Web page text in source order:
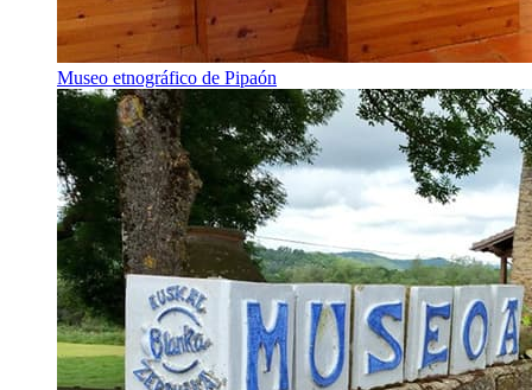
Museo etnográfico de Pipaón